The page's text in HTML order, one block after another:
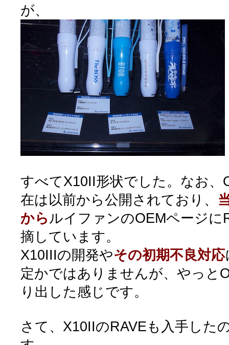
が、
すべてX10II形状でした。なお、
在は以前から公開されており、
から ルイファンのOEMページに
摘しています。
X10IIIの開発やその初期不良対応
定かではありませんが、やっと
り出した感じです。
さて、X10IIのRAVEも入手した